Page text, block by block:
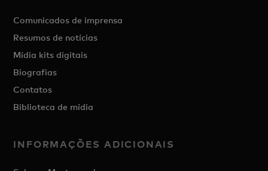
Comunicados de imprensa
Resumos de notícias
Mídia kits digitais
Biografias
Contatos
Biblioteca de mídia
INFORMAÇÕES ADICIONAIS